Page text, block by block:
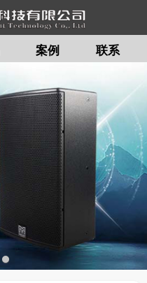
案例 联系